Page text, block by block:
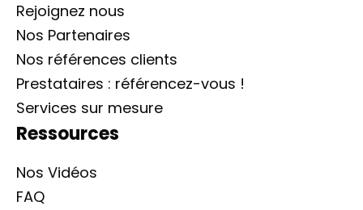
Rejoignez nous
Nos Partenaires
Nos références clients
Prestataires : référencez-vous !
Services sur mesure
Ressources
Nos Vidéos
FAQ